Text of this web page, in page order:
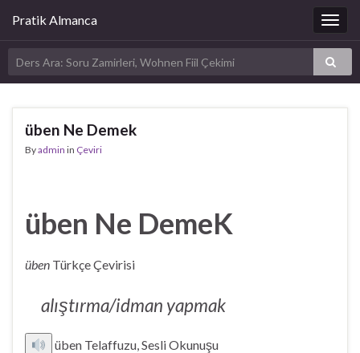
Pratik Almanca
üben Ne Demek
Byadmin in Çeviri
üben Ne DemeK
üben Türkçe Çevirisi
alıştırma/idman yapmak
üben Telaffuzu, Sesli Okunuşu